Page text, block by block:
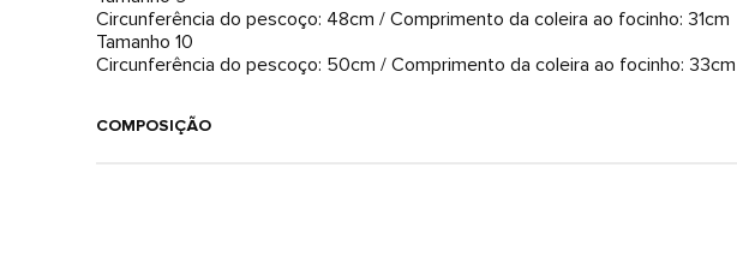
Circunferência do pescoço: 48cm / Comprimento da coleira ao focinho: 31cm
Tamanho 10
Circunferência do pescoço: 50cm / Comprimento da coleira ao focinho: 33cm
COMPOSIÇÃO